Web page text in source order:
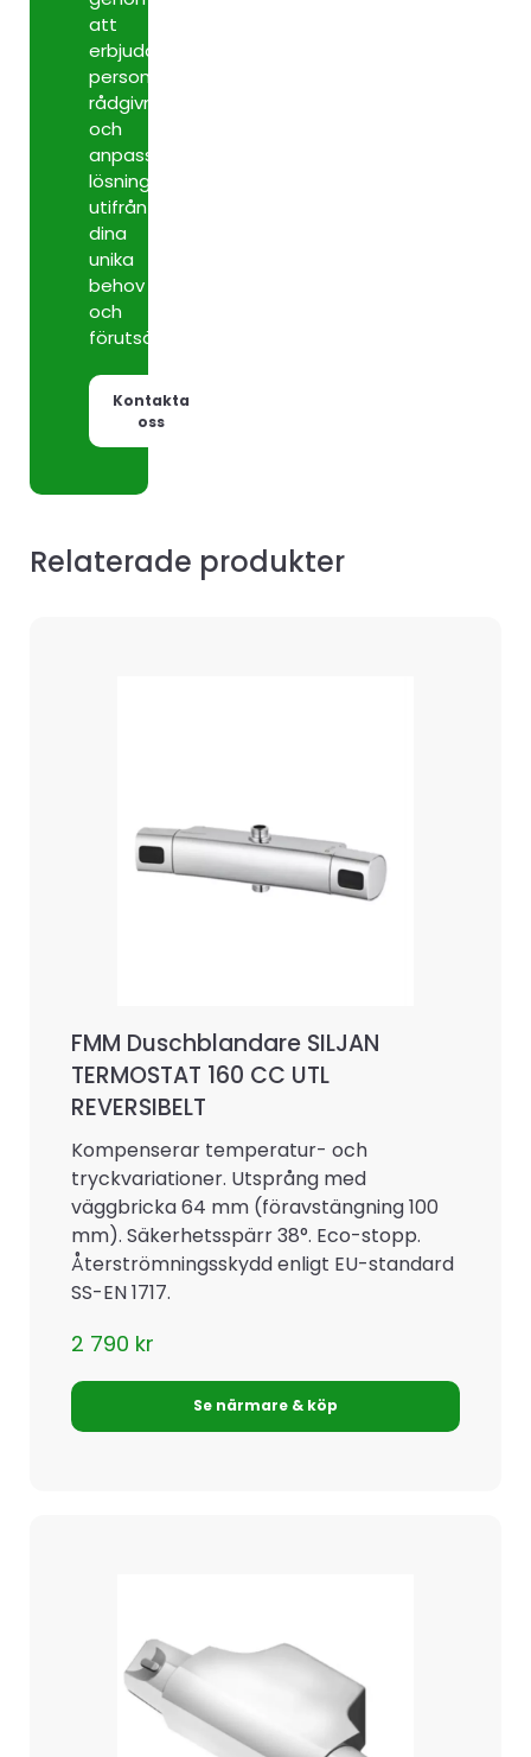
att
erbjuda
personlig
rådgivning
och
anpassade
lösningar
utifrån
dina
unika
behov
och
förutsättningar.
Kontakta
oss
Relaterade produkter
FMM Duschblandare SILJAN
TERMOSTAT 160 CC UTL
REVERSIBELT
Kompenserar temperatur- och
tryckvariationer. Utsprång med
väggbricka 64 mm (föravstängning 100
mm). Säkerhetsspärr 38°. Eco-stopp.
Återströmningsskydd enligt EU-standard
SS-EN 1717.
2 790 kr
Se närmare & köp